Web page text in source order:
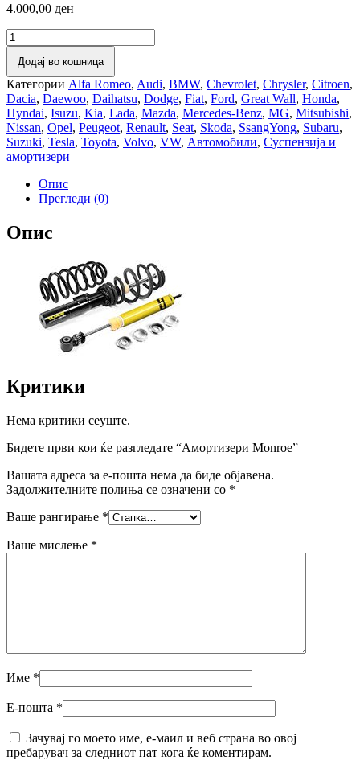
4.000,00 ден
Амортизери
Monroe
количина
Додај во кошница
Категории Alfa Romeo, Audi, BMW, Chevrolet, Chrysler, Citroen,
Dacia, Daewoo, Daihatsu, Dodge, Fiat, Ford, Great Wall, Honda,
Hyndai, Isuzu, Kia, Lada, Mazda, Mercedes-Benz, MG, Mitsubishi,
Nissan, Opel, Peugeot, Renault, Seat, Skoda, SsangYong, Subaru,
Suzuki, Tesla, Toyota, Volvo, VW, Автомобили, Суспензија и
амортизери
Опис
Прегледи (0)
Опис
Критики
Нема критики сеуште.
Бидете први кои ќе разгледате “Амортизери Monroe”
Вашата адреса за е-пошта нема да биде објавена.
Задолжителните полиња се означени со *
Ваше рангирање *
Ваше мислење *
Име *
Е-пошта *
Зачувај го моето име, е-маил и веб страна во овој
пребарувач за следниот пат кога ќе коментирам.